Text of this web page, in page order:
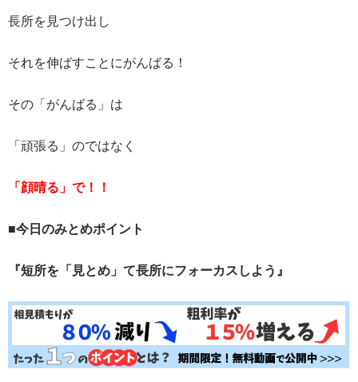
長所を見つけ出し
それを伸ばすことにがんばる！
その「がんばる」は
「頑張る」のではなく
「顔晴る」で！！
■今日のみとめポイント
『短所を「見とめ」て長所にフォーカスしよう』